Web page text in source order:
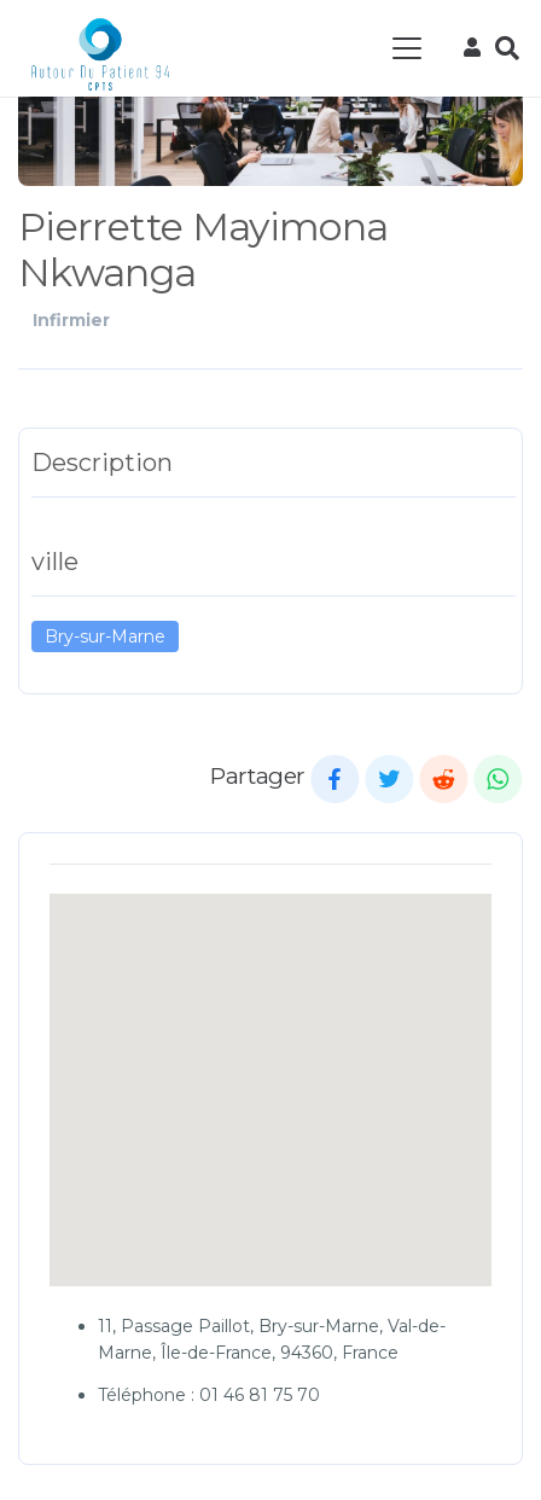
Pierrette Mayimona
Nkwanga
Infirmier
Description
ville
Bry-sur-Marne
Partager
11, Passage Paillot, Bry-sur-Marne, Val-de-
Marne, Île-de-France, 94360, France
Téléphone : 01 46 81 75 70